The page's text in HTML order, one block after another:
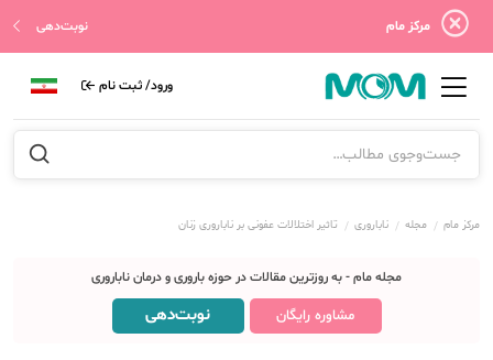
مرکز مام نوبت‌دهی
ورود/ ثبت نام
مرکز مام مجله ناباروری تاثیر اختلالات عفونی بر ناباروری زنان
مجله مام - به روزترین مقالات در حوزه باروری و درمان ناباروری
مشاوره رایگان نوبت‌دهی